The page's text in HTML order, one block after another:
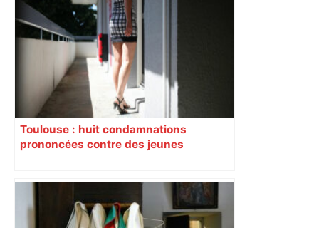
Toulouse : huit condamnations
prononcées contre des jeunes